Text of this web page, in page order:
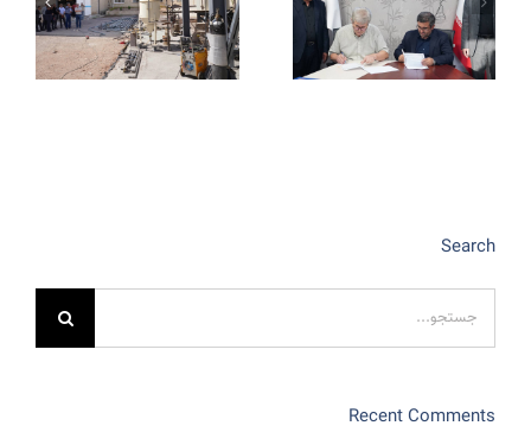
Search
برای:
Recent Comments